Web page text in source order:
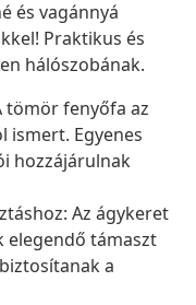
és vagánnyá
Praktikus és
hálószobának.
tömör fenyőfa az
ismert. Egyenes
hozzájárulnak
Az ágykeret
elegendő támaszt
a